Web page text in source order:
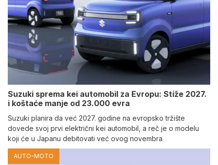
Suzuki sprema kei automobil za Evropu: Stiže 2027.
i koštaće manje od 23.000 evra
Suzuki planira da već 2027. godine na evropsko tržište
dovede svoj prvi električni kei automobil, a reč je o modelu
koji će u Japanu debitovati već ovog novembra
AUTO-MOTO